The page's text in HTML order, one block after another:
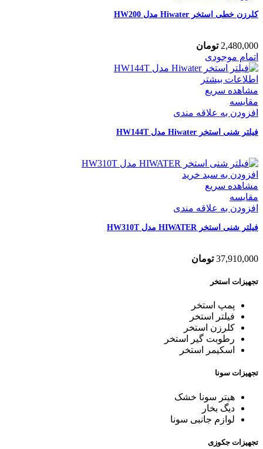
کلرزن خطی استخر Hiwater مدل HW200
2,480,000 تومان
اتمام موجودی
اطلاعات بیشتر
مشاهده سریع
مقایسه
افزودن به علاقه مندی
فیلتر شنی استخر Hiwater مدل HW144T
افزودن به سبد خرید
مشاهده سریع
مقایسه
افزودن به علاقه مندی
فیلتر شنی استخر HIWATER مدل HW310T
37,910,000 تومان
تجهیزات استخر
پمپ استخر
فیلتر استخر
کلرزن استخر
رطوبت گیر استخر
اسکیمر استخر
تجهیزات سونا
هیتر سونا خشک
دیگ بخار
لوازم جانبی سونا
تجهیزات جکوزی